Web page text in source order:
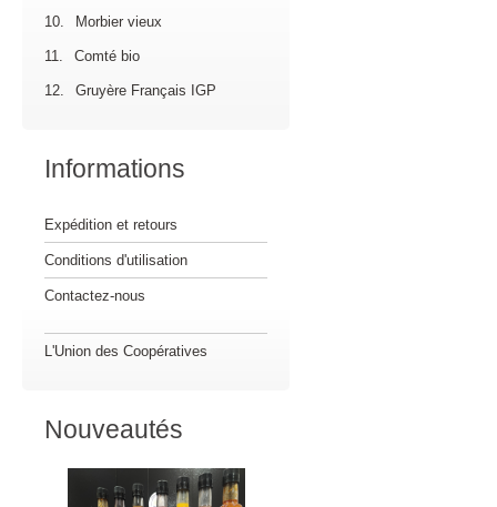
10. Morbier vieux
11. Comté bio
12. Gruyère Français IGP
Informations
Expédition et retours
Conditions d'utilisation
Contactez-nous
L'Union des Coopératives
Nouveautés